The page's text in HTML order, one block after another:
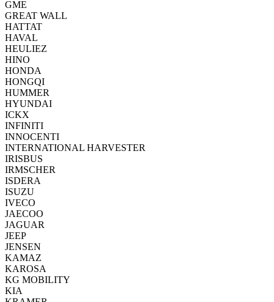
GME
GREAT WALL
HATTAT
HAVAL
HEULIEZ
HINO
HONDA
HONGQI
HUMMER
HYUNDAI
ICKX
INFINITI
INNOCENTI
INTERNATIONAL HARVESTER
IRISBUS
IRMSCHER
ISDERA
ISUZU
IVECO
JAECOO
JAGUAR
JEEP
JENSEN
KAMAZ
KAROSA
KG MOBILITY
KIA